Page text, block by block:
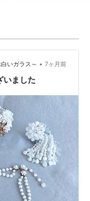
いガラス～ • 7ヶ月前
いました